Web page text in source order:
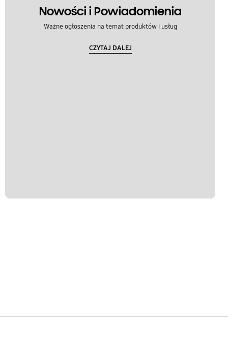
Nowości i Powiadomienia
Ważne ogłoszenia na temat produktów i usług
CZYTAJ DALEJ